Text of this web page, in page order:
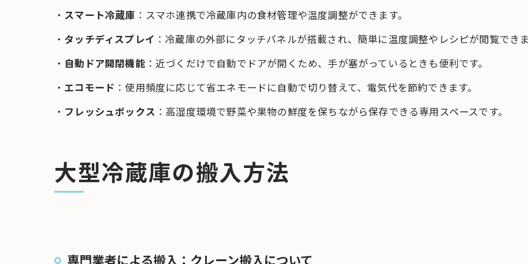
・ スマート冷蔵庫 ：スマホ連携で冷蔵庫内の食材管理や温度調整ができます。
・ タッチディスプレイ ：冷蔵庫の外部にタッチパネルが搭載され、簡単に温度調整やレシピが閲覧でき
・ 自動ドア開閉機能 ：近づくだけで自動でドアが開くため、手が塞がっているときも便利です。
・ エコモード ：使用頻度に応じて省エネモードに自動で切り替えて、電気代を節約できます。
・ フレッシュボックス ：高湿度環境で野菜や果物の鮮度を保ちながら保存できる専用スペースです。
大型冷蔵庫の搬入方法
専門業者による搬入：クレーン搬入について